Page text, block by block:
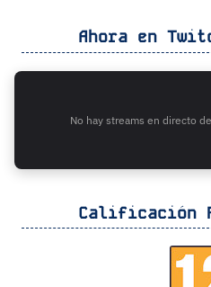
Ahora en
No hay streams en directo
Calificación